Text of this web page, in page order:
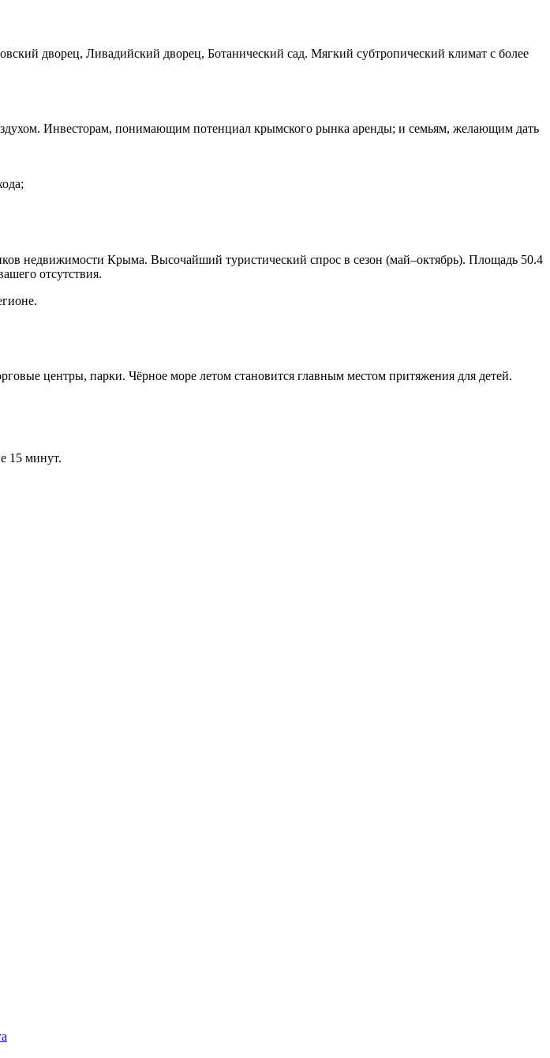
дворец, Ливадийский дворец, Ботанический сад. Мягкий субтропический климат с более
Инвесторам, понимающим потенциал крымского рынка аренды; и семьям, желающим дать
недвижимости Крыма. Высочайший туристический спрос в сезон (май–октябрь). Площадь 50.4
отсутствия.
центры, парки. Чёрное море летом становится главным местом притяжения для детей.
15 минут.